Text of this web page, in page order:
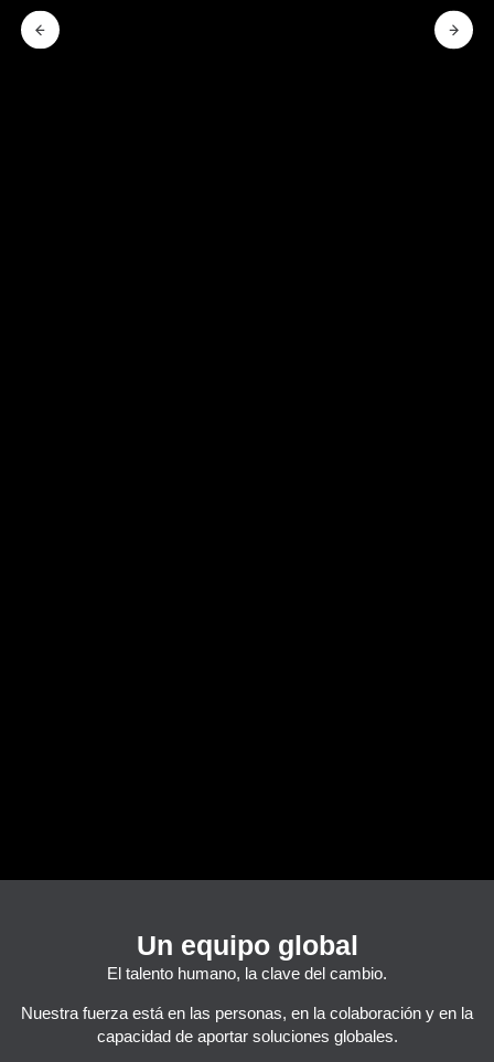
Un equipo global
El talento humano, la clave del cambio.
Nuestra fuerza está en las personas, en la colaboración y en la
capacidad de aportar soluciones globales.